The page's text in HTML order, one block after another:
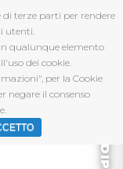
di terze parti per rendere
utenti.
qualunque elemento
dei cookie.
per la Cookie
negare il consenso